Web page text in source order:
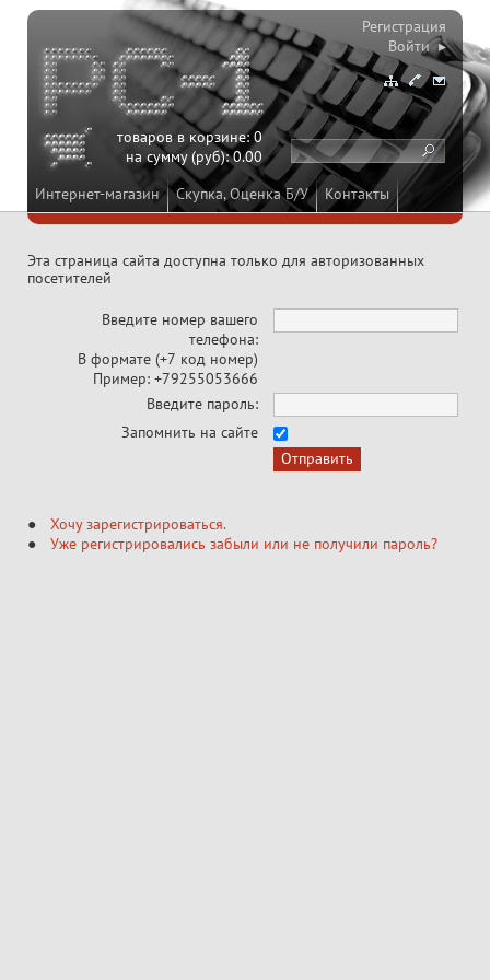
Интернет-магазин Скупка, Оценка Б/У Контакты
товаров в корзине:0
на сумму (руб):0.00
Регистрация
Войти ▸
Эта страница сайта доступна только для авторизованных
посетителей
Введите номер вашего
телефона:
В формате (+7 код номер)
Пример: +79255053666
Введите пароль:
Запомнить на сайте
Хочу зарегистрироваться.
Уже регистрировались забыли или не получили пароль?